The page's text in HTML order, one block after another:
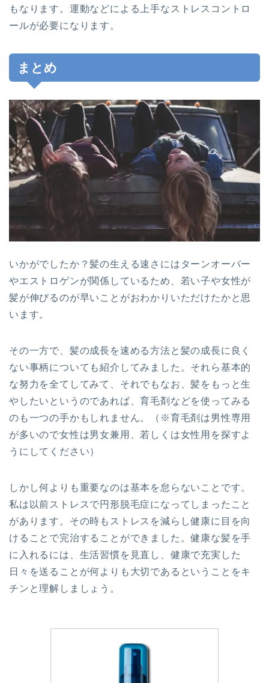
もなります。運動などによる上手なストレスコントロ
ールが必要になります。
まとめ
いかがでしたか？髪の生える速さにはターンオーバー
やエストロゲンが関係しているため、若い子や女性が
髪が伸びるのが早いことがおわかりいただけたかと思
います。
その一方で、髪の成長を速める方法と髪の成長に良く
ない事柄についても紹介してみました。それら基本的
な努力を全てしてみて、それでもなお、髪をもっと生
やしたいというのであれば、育毛剤などを使ってみる
のも一つの手かもしれません。（※育毛剤は男性専用
が多いので女性は男女兼用、若しくは女性用を探すよ
うにしてください）
しかし何よりも重要なのは基本を怠らないことです。
私は以前ストレスで円形脱毛症になってしまったこと
があります。その時もストレスを減らし健康に目を向
けることで完治することができました。健康な髪を手
に入れるには、生活習慣を見直し、健康で充実した
日々を送ることが何よりも大切であるということをキ
チンと理解しましょう。